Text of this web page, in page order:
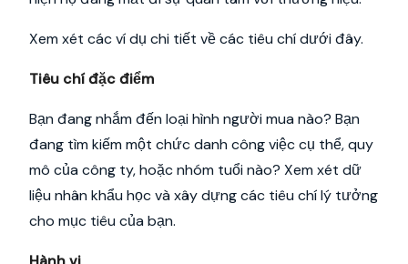
Xem xét các ví dụ chi tiết về các tiêu chí dưới đây.
Tiêu chí đặc điểm
Bạn đang nhắm đến loại hình người mua nào? Bạn
đang tìm kiếm một chức danh công việc cụ thể, quy
mô của công ty, hoặc nhóm tuổi nào? Xem xét dữ
liệu nhân khẩu học và xây dựng các tiêu chí lý tưởng
cho mục tiêu của bạn.